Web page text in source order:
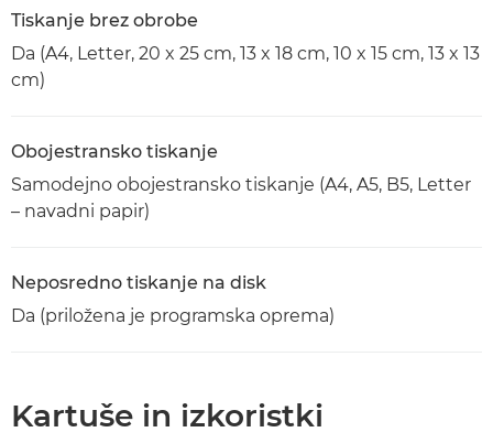
Tiskanje brez obrobe
Da (A4, Letter, 20 x 25 cm, 13 x 18 cm, 10 x 15 cm, 13 x 13
cm)
Obojestransko tiskanje
Samodejno obojestransko tiskanje (A4, A5, B5, Letter
– navadni papir)
Neposredno tiskanje na disk
Da (priložena je programska oprema)
Kartuše in izkoristki